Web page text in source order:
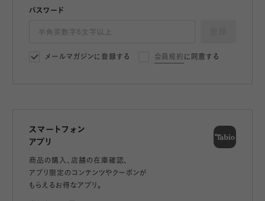
パスワード
メールマガジンに登録する 会員規約 に同意する
スマートフォン
アプリ
商品の購入、店舗の在庫確認、
アプリ限定のコンテンツやクーポンが
もらえるお得なアプリ。